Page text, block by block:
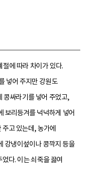
에 따라 차이가 있다.
넣어 주지만 강원도
콩싸라기를 넣어 주었고,
보리등겨를 넉넉하게 넣어
고 있는데, 농가에
강냉이섶이나 콩깍지 등을
다. 이는 쇠죽을 끓여